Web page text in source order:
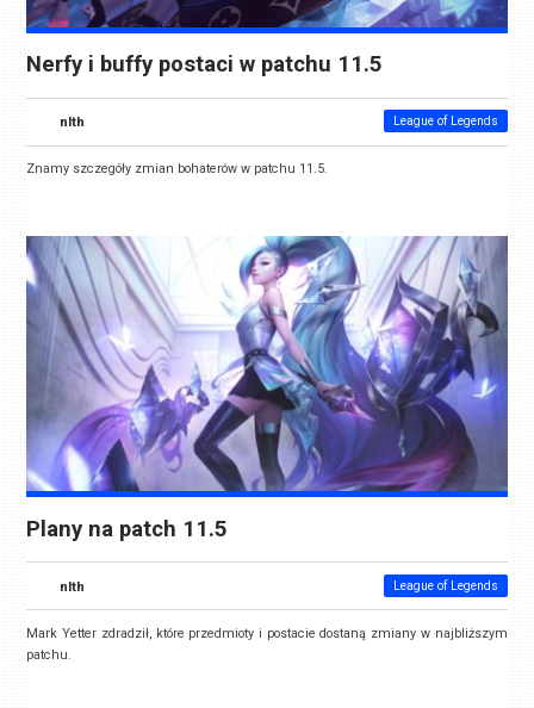
Nerfy i buffy postaci w patchu 11.5
nlth League of Legends
Znamy szczegóły zmian bohaterów w patchu 11.5.
Plany na patch 11.5
nlth League of Legends
Mark Yetter zdradził, które przedmioty i postacie dostaną zmiany w najbliższym
patchu.